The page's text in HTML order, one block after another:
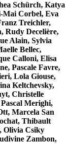
Schürch, Katya
Mai Corbel, Eva
Treichler,
Rudy Decelière,
Alain, Sylvia
Bellec,
Calloni, Elisa
Pascale Favre,
Lola Giouse,
Keltchevsky,
Christelle
Merighi,
Marcela San
Thibault
Olivia Csiky
Zambon,